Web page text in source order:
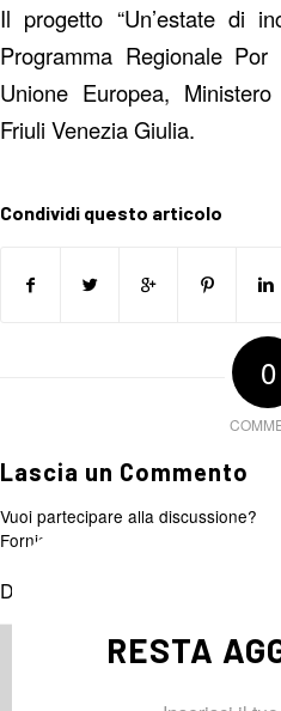
Il progetto “Un’estate di
Programma Regionale
Unione Europea,
Friuli Venezia Giulia.
Condividi questo articolo
0
Lascia un Commento
Vuoi partecipare alla discussione?
Fornisci il tuo contributo!
Devi essere
RESTA